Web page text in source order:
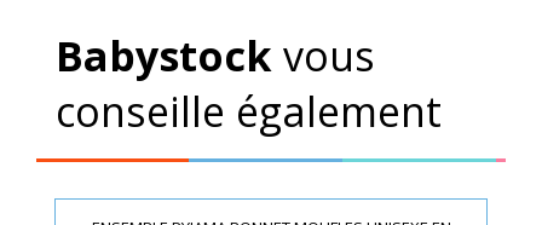
Babystockvous
conseille également